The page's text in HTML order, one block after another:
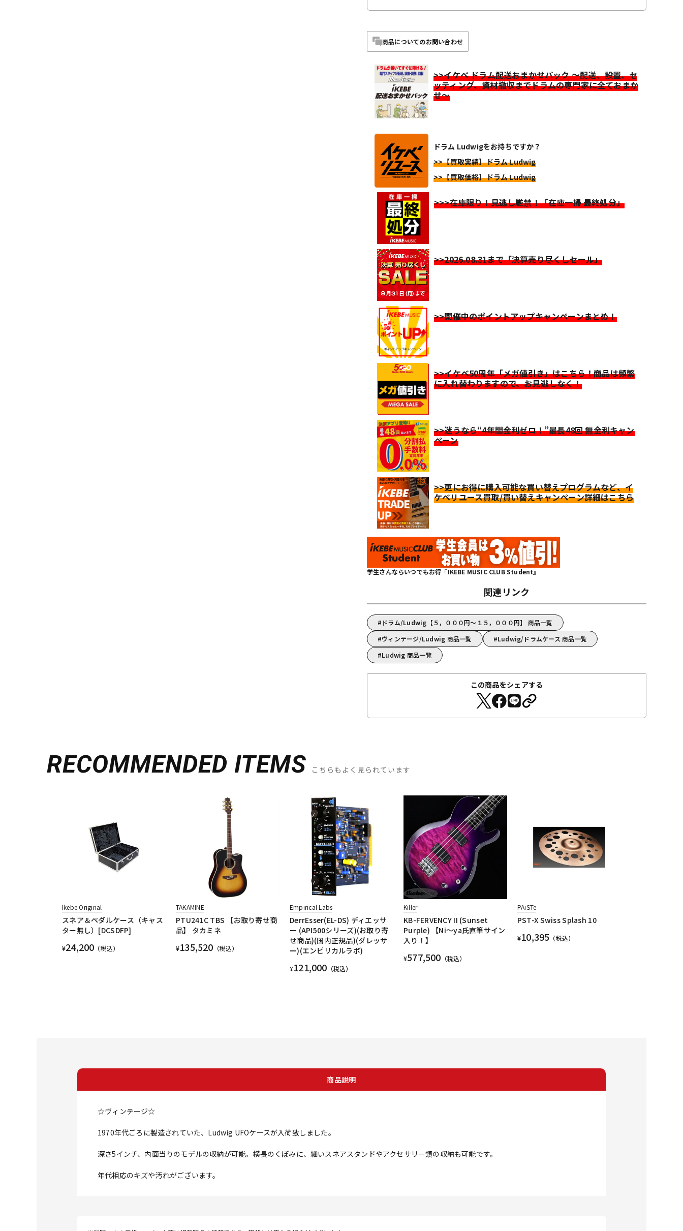
商品についてのお問い合わせ
>>イケベ ドラム配送おまかせパック ～配送、設置、セ
ッティング、資材撤収までドラムの専門家に全ておまか
せ～
ドラム Ludwigをお持ちですか？
>>【買取実績】ドラム Ludwig
>>【買取価格】ドラム Ludwig
>>>在庫限り！見逃し厳禁！「在庫一掃 最終処分」
>>2026.08.31まで「決算売り尽くしセール」
>>開催中のポイントアップキャンペーンまとめ！
>>イケベ50周年「メガ値引き」はこちら！商品は頻繁
に入れ替わりますので、お見逃しなく！
>>迷うなら“4年間金利ゼロ！”最長48回 無金利キャン
ペーン
>>更にお得に購入可能な買い替えプログラムなど、イ
ケベリユース買取/買い替えキャンペーン詳細はこちら
学生さんならいつでもお得『IKEBE MUSIC CLUB Student』
関連リンク
ドラム/Ludwig【５，０００円～１５，０００円】 商品一覧
ヴィンテージ/Ludwig 商品一覧
Ludwig/ドラムケース 商品一覧
Ludwig 商品一覧
この商品をシェアする
RECOMMENDED ITEMS こちらもよく見られています
Ikebe Original
スネア＆ペダルケース（キャス
ター無し）[DCSDFP]
¥24,200 （税込）
TAKAMINE
PTU241C TBS 【お取り寄せ商
品】 タカミネ
¥135,520 （税込）
Empirical Labs
DerrEsser(EL-DS) ディエッサ
ー (API500シリーズ)(お取り寄
せ商品)(国内正規品)(ダレッサ
ー)(エンピリカルラボ)
¥121,000 （税込）
Killer
KB-FERVENCY II (Sunset
Purple) 【Ni～ya氏直筆サイン
入り！】
¥577,500 （税込）
PAiSTe
PST-X Swiss Splash 10
¥10,395 （税込）
商品説明
☆ヴィンテージ☆
1970年代ごろに製造されていた、Ludwig UFOケースが入荷致しました。
深さ5インチ、内面当りのモデルの収納が可能。横長のくぼみに、細いスネアスタンドやアクセサリー類の収納も可能です。
年代相応のキズや汚れがございます。